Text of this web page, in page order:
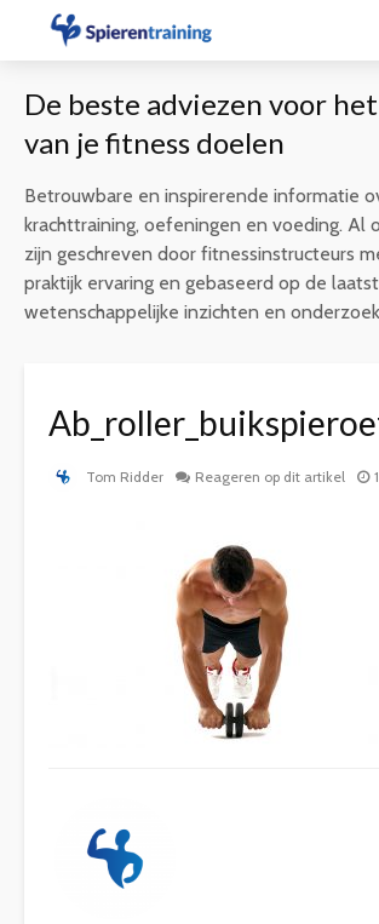
De beste adviezen voor
van je fitness doelen
Betrouwbare en inspirerende informatie
krachttraining, oefeningen en voeding. Al
zijn geschreven door fitnessinstructeurs
praktijk ervaring en gebaseerd op de
wetenschappelijke inzichten en
Tom Ridder Reageren op dit artikel